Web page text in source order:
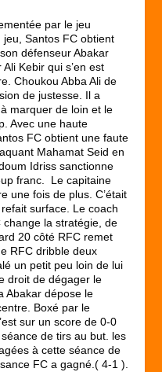
par le jeu
Santos FC obtient
défenseur Abakar
Kebir qui s’en est
Choukou Abba Ali de
de justesse. Il a
marquer de loin et le
Avec une haute
FC obtient une faute
Mahamat Seid en
Idriss sanctionne
franc. Le capitaine
une fois de plus. C’était
surface. Le coach
change la stratégie, de
20 côté RFC remet
RFC dribble deux
un petit peu loin de lui
droit de dégager le
Abakar dépose le
Boxé par le
sur un score de 0-0
de tirs au but. les
à cette séance de
FC a gagné.( 4-1 ).